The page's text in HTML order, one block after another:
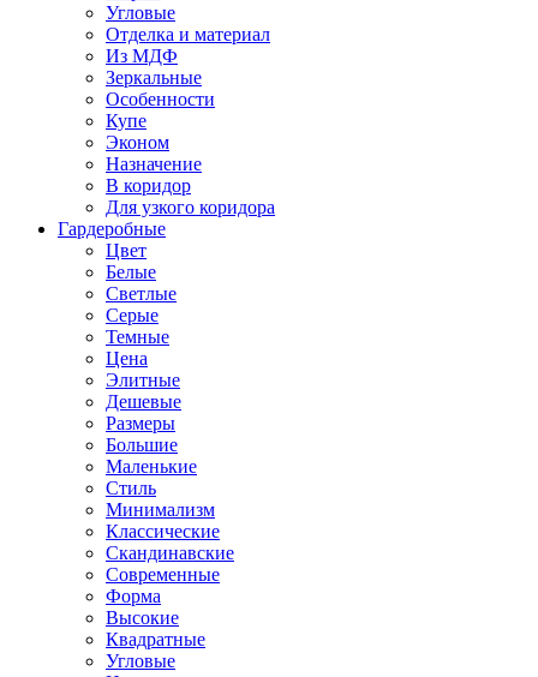
Угловые
Отделка и материал
Из МДФ
Зеркальные
Особенности
Купе
Эконом
Назначение
В коридор
Для узкого коридора
Гардеробные
Цвет
Белые
Светлые
Серые
Темные
Цена
Элитные
Дешевые
Размеры
Большие
Маленькие
Стиль
Минимализм
Классические
Скандинавские
Современные
Форма
Высокие
Квадратные
Угловые